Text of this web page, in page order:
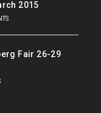
2015
Fair 26-29